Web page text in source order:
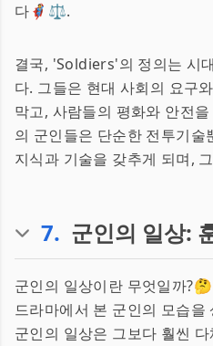
다🦸⚖️.
결국, 'Soldiers'의 정의는 시
다. 그들은 현대 사회의 요구
막고, 사람들의 평화와 안전
의 군인들은 단순한 전투기술
지식과 기술을 갖추게 되며,
7. 군인의 일상:
군인의 일상이란 무엇일까
드라마에서 본 군인의 모습을
군인의 일상은 그보다 훨씬